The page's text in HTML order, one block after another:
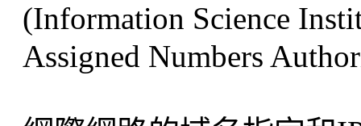
(Information Science
Assigned Numbers